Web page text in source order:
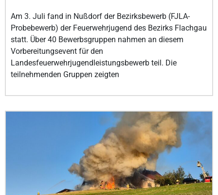
Am 3. Juli fand in Nußdorf der Bezirksbewerb (FJLA-
Probebewerb) der Feuerwehrjugend des Bezirks Flachgau
statt. Über 40 Bewerbsgruppen nahmen an diesem
Vorbereitungsevent für den
Landesfeuerwehrjugendleistungsbewerb teil. Die
teilnehmenden Gruppen zeigten